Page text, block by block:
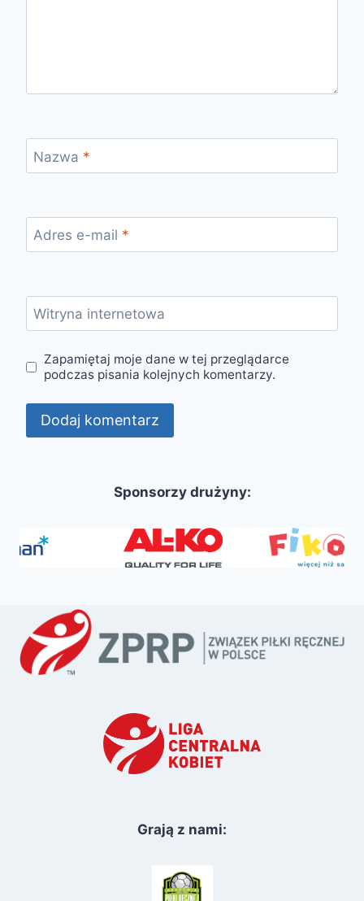
Nazwa *
Adres e-mail *
Witryna internetowa
Zapamiętaj moje dane w tej przeglądarce
podczas pisania kolejnych komentarzy.
Sponsorzy drużyny:
Grają z nami: